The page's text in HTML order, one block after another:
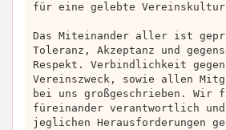
für eine gelebte
Das Miteinander aller ist
Toleranz, Akzeptanz und
Respekt. Verbindlichkeit
Vereinszweck, sowie allen
bei uns großgeschrieben. Wir
füreinander verantwortlich
jeglichen Herausforderungen